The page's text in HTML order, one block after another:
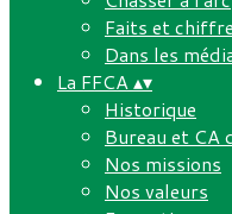
Faits et
Dans les
La FFCA▴▾
Historique
Bureau et CA
Nos missions
Nos valeurs